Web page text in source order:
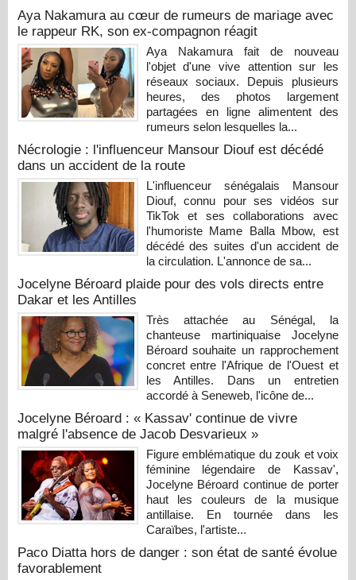
Aya Nakamura au cœur de rumeurs de mariage avec
le rappeur RK, son ex-compagnon réagit
Aya Nakamura fait de nouveau
l'objet d'une vive attention sur les
réseaux sociaux. Depuis plusieurs
heures, des photos largement
partagées en ligne alimentent des
rumeurs selon lesquelles la...
Nécrologie : l'influenceur Mansour Diouf est décédé
dans un accident de la route
L'influenceur sénégalais Mansour
Diouf, connu pour ses vidéos sur
TikTok et ses collaborations avec
l'humoriste Mame Balla Mbow, est
décédé des suites d'un accident de
la circulation. L'annonce de sa...
Jocelyne Béroard plaide pour des vols directs entre
Dakar et les Antilles
Très attachée au Sénégal, la
chanteuse martiniquaise Jocelyne
Béroard souhaite un rapprochement
concret entre l'Afrique de l'Ouest et
les Antilles. Dans un entretien
accordé à Seneweb, l'icône de...
Jocelyne Béroard : « Kassav' continue de vivre
malgré l'absence de Jacob Desvarieux »
Figure emblématique du zouk et voix
féminine légendaire de Kassav',
Jocelyne Béroard continue de porter
haut les couleurs de la musique
antillaise. En tournée dans les
Caraïbes, l'artiste...
Paco Diatta hors de danger : son état de santé évolue
favorablement